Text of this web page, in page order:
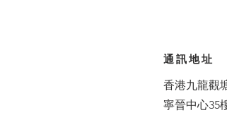
通訊地址
香港九龍觀
寧晉中心35